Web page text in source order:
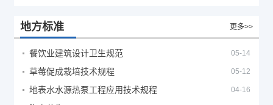
地方标准 更多>>
餐饮业建筑设计卫生规范 05-14
草莓促成栽培技术规程 05-12
地表水水源热泵工程应用技术规程 04-16